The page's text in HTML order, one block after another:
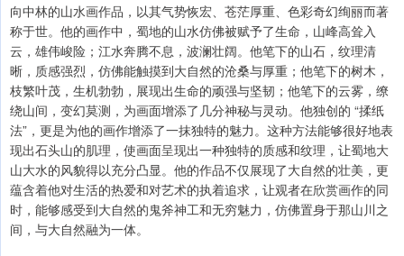
向中林的山水画作品，以其气势恢宏、苍茫厚重、色彩奇幻绚丽而著
称于世。他的画作中，蜀地的山水仿佛被赋予了生命，山峰高耸入
云，雄伟峻险；江水奔腾不息，波澜壮阔。他笔下的山石，纹理清
晰，质感强烈，仿佛能触摸到大自然的沧桑与厚重；他笔下的树木，
枝繁叶茂，生机勃勃，展现出生命的顽强与坚韧；他笔下的云雾，缭
绕山间，变幻莫测，为画面增添了几分神秘与灵动。他独创的 “揉纸
法”，更是为他的画作增添了一抹独特的魅力。这种方法能够很好地表
现出石头山的肌理，使画面呈现出一种独特的质感和纹理，让蜀地大
山大水的风貌得以充分凸显。他的作品不仅展现了大自然的壮美，更
蕴含着他对生活的热爱和对艺术的执着追求，让观者在欣赏画作的同
时，能够感受到大自然的鬼斧神工和无穷魅力，仿佛置身于那山川之
间，与大自然融为一体。